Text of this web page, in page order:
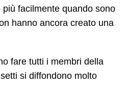
facilmente quando sono
hanno ancora creato una
fare tutti i membri della
si diffondono molto